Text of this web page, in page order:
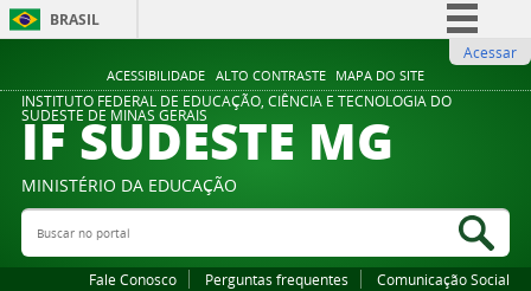
ACESSIBILIDADE ALTO CONTRASTE MAPA DO SITE
BRASIL
Comunica BR
Participe
Legislação
Acessar
INSTITUTO FEDERAL DE EDUCAÇÃO, CIÊNCIA E TECNOLOGIA DO
SUDESTE DE MINAS GERAIS
IF SUDESTE MG
MINISTÉRIO DA EDUCAÇÃO
Buscar no portal
Fale Conosco Perguntas frequentes Comunicação Social